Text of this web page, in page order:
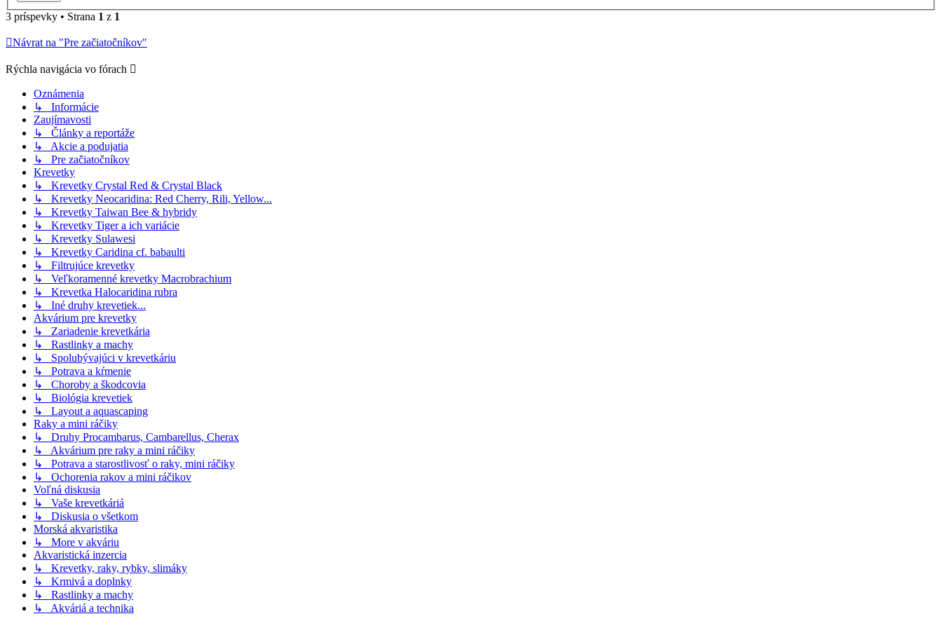
3 príspevky • Strana 1 z 1
Návrat na "Pre začiatočníkov"
Rýchla navigácia vo fórach
Oznámenia
↳ Informácie
Zaujímavosti
↳ Články a reportáže
↳ Akcie a podujatia
↳ Pre začiatočníkov
Krevetky
↳ Krevetky Crystal Red & Crystal Black
↳ Krevetky Neocaridina: Red Cherry, Rili, Yellow...
↳ Krevetky Taiwan Bee & hybridy
↳ Krevetky Tiger a ich variácie
↳ Krevetky Sulawesi
↳ Krevetky Caridina cf. babaulti
↳ Filtrujúce krevetky
↳ Veľkoramenné krevetky Macrobrachium
↳ Krevetka Halocaridina rubra
↳ Iné druhy krevetiek...
Akvárium pre krevetky
↳ Zariadenie krevetkária
↳ Rastlinky a machy
↳ Spolubývajúci v krevetkáriu
↳ Potrava a kŕmenie
↳ Choroby a škodcovia
↳ Biológia krevetiek
↳ Layout a aquascaping
Raky a mini ráčiky
↳ Druhy Procambarus, Cambarellus, Cherax
↳ Akvárium pre raky a mini ráčiky
↳ Potrava a starostlivosť o raky, mini ráčiky
↳ Ochorenia rakov a mini ráčikov
Voľná diskusia
↳ Vaše krevetkáriá
↳ Diskusia o všetkom
Morská akvaristika
↳ More v akváriu
Akvaristická inzercia
↳ Krevetky, raky, rybky, slimáky
↳ Krmivá a doplnky
↳ Rastlinky a machy
↳ Akváriá a technika